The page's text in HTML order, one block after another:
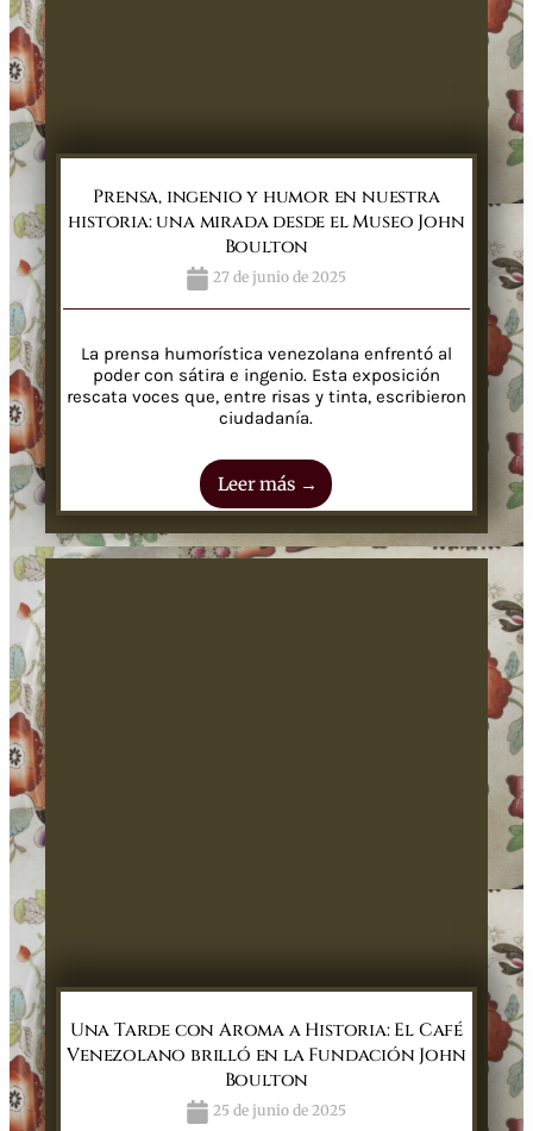
Prensa, ingenio y humor en nuestra
historia: una mirada desde el Museo John
Boulton
27 de junio de 2025
La prensa humorística venezolana enfrentó al
poder con sátira e ingenio. Esta exposición
rescata voces que, entre risas y tinta, escribieron
ciudadanía.
Leer más →
Una Tarde con Aroma a Historia: El Café
Venezolano brilló en la Fundación John
Boulton
25 de junio de 2025